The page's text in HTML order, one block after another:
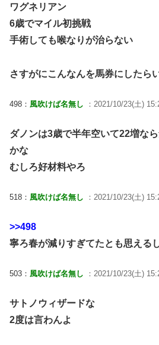
ワグネリアン
6歳でマイル初挑戦
手術しても喉なりが治らない
さすがにこんなんを馬券にしたら
498： 風吹けば名無し ：2021/10/23(土)
ダノンは3歳で半年空いて22増な
かな
むしろ好材料やろ
518： 風吹けば名無し ：2021/10/23(土)
>>498
寧ろ春が減りすぎてたとも思える
503： 風吹けば名無し ：2021/10/23(土)
サトノウィザードな
2度は言わんよ